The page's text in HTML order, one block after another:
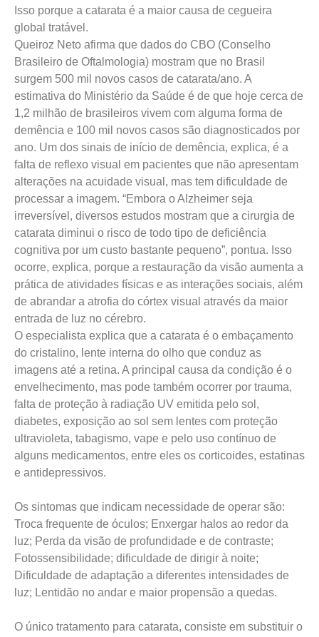
Isso porque a catarata é a maior causa de cegueira
global tratável.
Queiroz Neto afirma que dados do CBO (Conselho
Brasileiro de Oftalmologia) mostram que no Brasil
surgem 500 mil novos casos de catarata/ano. A
estimativa do Ministério da Saúde é de que hoje cerca de
1,2 milhão de brasileiros vivem com alguma forma de
demência e 100 mil novos casos são diagnosticados por
ano. Um dos sinais de início de demência, explica, é a
falta de reflexo visual em pacientes que não apresentam
alterações na acuidade visual, mas tem dificuldade de
processar a imagem. “Embora o Alzheimer seja
irreversível, diversos estudos mostram que a cirurgia de
catarata diminui o risco de todo tipo de deficiência
cognitiva por um custo bastante pequeno”, pontua. Isso
ocorre, explica, porque a restauração da visão aumenta a
prática de atividades físicas e as interações sociais, além
de abrandar a atrofia do córtex visual através da maior
entrada de luz no cérebro.
O especialista explica que a catarata é o embaçamento
do cristalino, lente interna do olho que conduz as
imagens até a retina. A principal causa da condição é o
envelhecimento, mas pode também ocorrer por trauma,
falta de proteção à radiação UV emitida pelo sol,
diabetes, exposição ao sol sem lentes com proteção
ultravioleta, tabagismo, vape e pelo uso contínuo de
alguns medicamentos, entre eles os corticoides, estatinas
e antidepressivos.
Os sintomas que indicam necessidade de operar são:
Troca frequente de óculos; Enxergar halos ao redor da
luz; Perda da visão de profundidade e de contraste;
Fotossensibilidade; dificuldade de dirigir à noite;
Dificuldade de adaptação a diferentes intensidades de
luz; Lentidão no andar e maior propensão a quedas.
O único tratamento para catarata, consiste em substituir o